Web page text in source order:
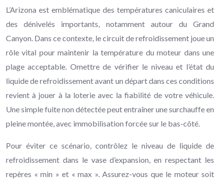
L’Arizona est emblématique des températures caniculaires et
des dénivelés importants, notamment autour du Grand
Canyon. Dans ce contexte, le circuit de refroidissement joue un
rôle vital pour maintenir la température du moteur dans une
plage acceptable. Omettre de vérifier le niveau et l’état du
liquide de refroidissement avant un départ dans ces conditions
revient à jouer à la loterie avec la fiabilité de votre véhicule.
Une simple fuite non détectée peut entraîner une surchauffe en
pleine montée, avec immobilisation forcée sur le bas-côté.
Pour éviter ce scénario, contrôlez le niveau de liquide de
refroidissement dans le vase d’expansion, en respectant les
repères « min » et « max ». Assurez-vous que le moteur soit